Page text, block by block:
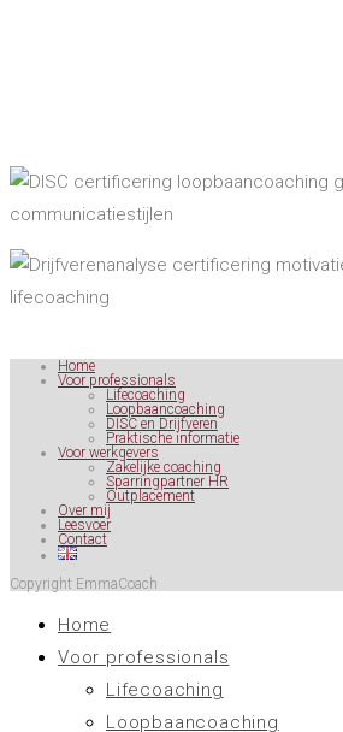
Home
Voor professionals
Lifecoaching
Loopbaancoaching
DISC en Drijfveren
Praktische informatie
Voor werkgevers
Zakelijke coaching
Sparringpartner HR
Outplacement
Over mij
Leesvoer
Contact
Copyright EmmaCoach
Home
Voor professionals
Lifecoaching
Loopbaancoaching